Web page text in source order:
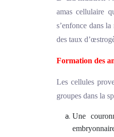
amas cellulaire
s’enfonce dans
des taux
Formation des
Les cellules
groupes dans la
Une